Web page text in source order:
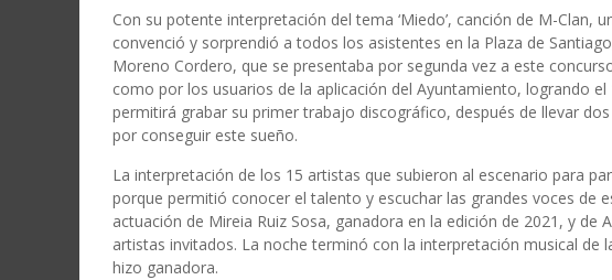
Con su potente interpretación del tema ‘Miedo’, canción de M-Clan,
convenció y sorprendió a todos los asistentes en la Plaza de
Moreno Cordero, que se presentaba por segunda vez a este
como por los usuarios de la aplicación del Ayuntamiento, logrando
permitirá grabar su primer trabajo discográfico, después de llevar
por conseguir este sueño.
La interpretación de los 15 artistas que subieron al escenario para
porque permitió conocer el talento y escuchar las grandes voces de
actuación de Mireia Ruiz Sosa, ganadora en la edición de 2021, y
artistas invitados. La noche terminó con la interpretación musical de
hizo ganadora.